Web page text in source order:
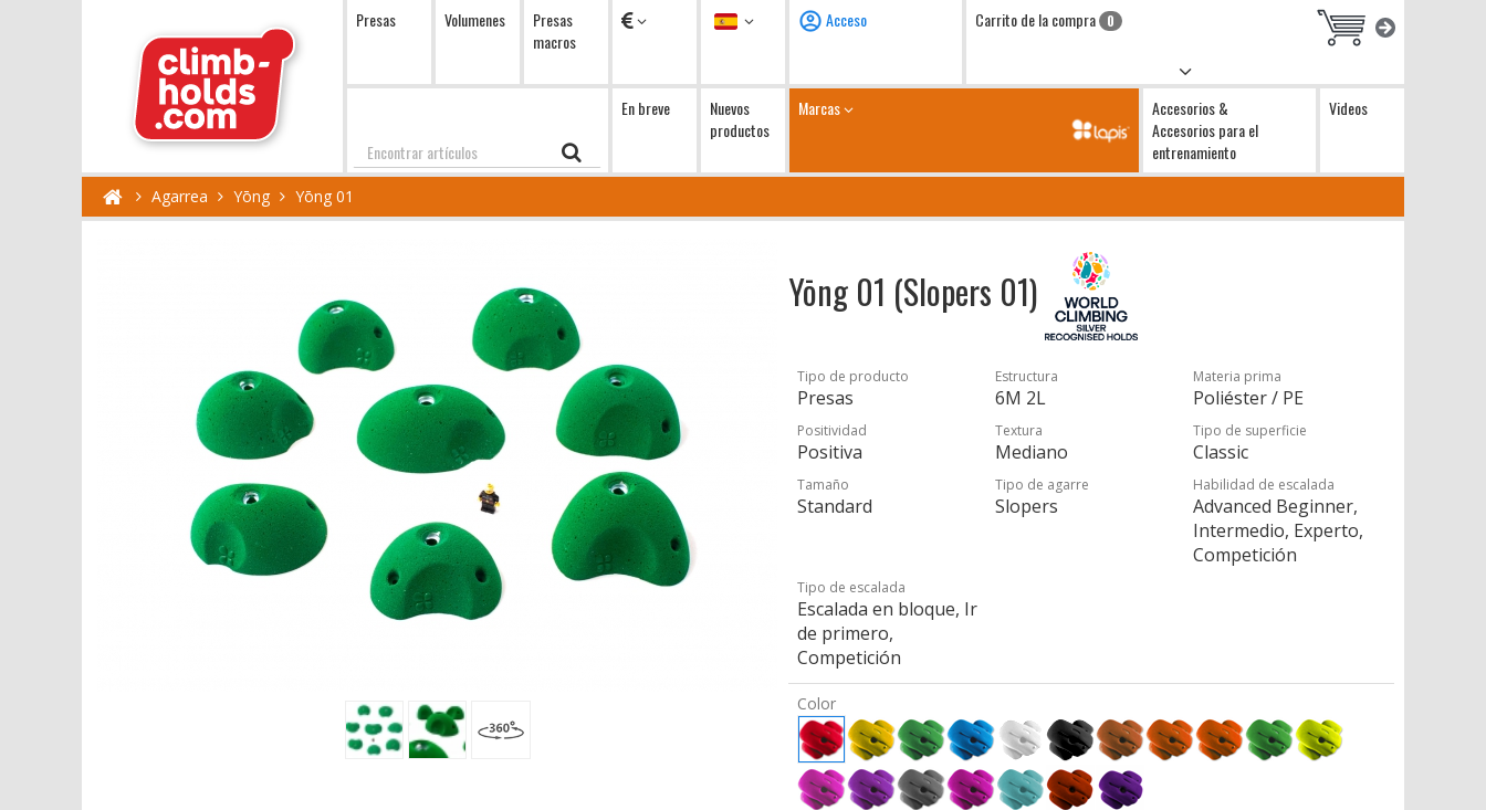
Presas Volumenes
Presas
macros
Monedas Idioma Acceso Carrito de la compra 0
Encontrar
En breve
Nuevos
productos
Marcas
Accesorios &
Accesorios para el
entrenamiento
Videos
Agarrea Yōng Yōng 01
Yōng 01 (Slopers 01)
Tipo de producto
Presas
Estructura
6M 2L
Materia prima
Poliéster / PE
Positividad
Positiva
Textura
Mediano
Tipo de superficie
Classic
Tamaño
Standard
Tipo de agarre
Slopers
Habilidad de escalada
Advanced Beginner,
Intermedio, Experto,
Competición
Tipo de escalada
Escalada en bloque, Ir
de primero,
Competición
Color